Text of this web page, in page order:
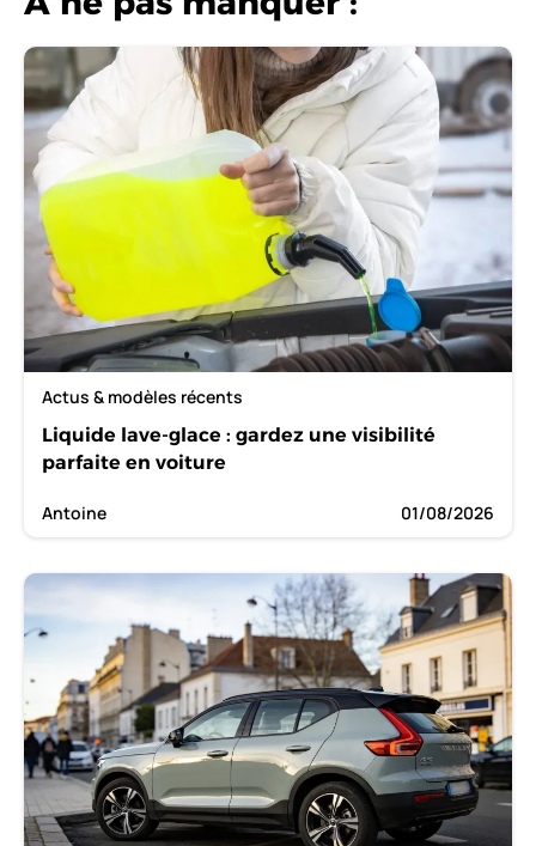
Actus & modèles récents
Liquide lave-glace : gardez une visibilité
parfaite en voiture
Antoine 01/08/2026